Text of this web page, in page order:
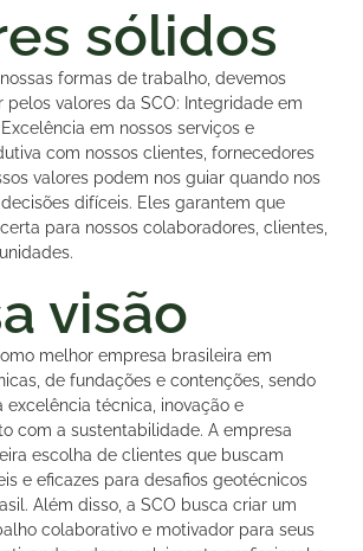
sólidos
formas de trabalho, devemos
pelos valores da SCO: Integridade em
em nossos serviços e
com nossos clientes, fornecedores
valores podem nos guiar quando nos
difíceis. Eles garantem que
para nossos colaboradores, clientes,
visão
melhor empresa brasileira em
de fundações e contenções, sendo
excelência técnica, inovação e
com a sustentabilidade. A empresa
escolha de clientes que buscam
e eficazes para desafios geotécnicos
Além disso, a SCO busca criar um
colaborativo e motivador para seus